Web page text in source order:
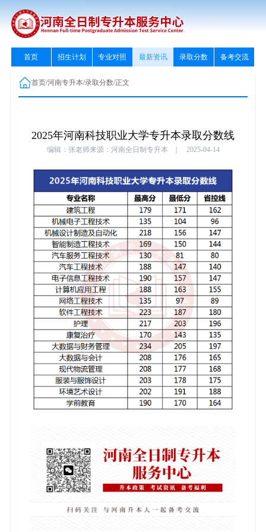
首页 招生计划 专业对照 最新资讯 录取分数 备考交流
首页/河南专升本/录取分数/正文
2025年河南科技职业大学专升本录取分数线
编辑：张老师来源：河南全日制专升本 2025-04-14